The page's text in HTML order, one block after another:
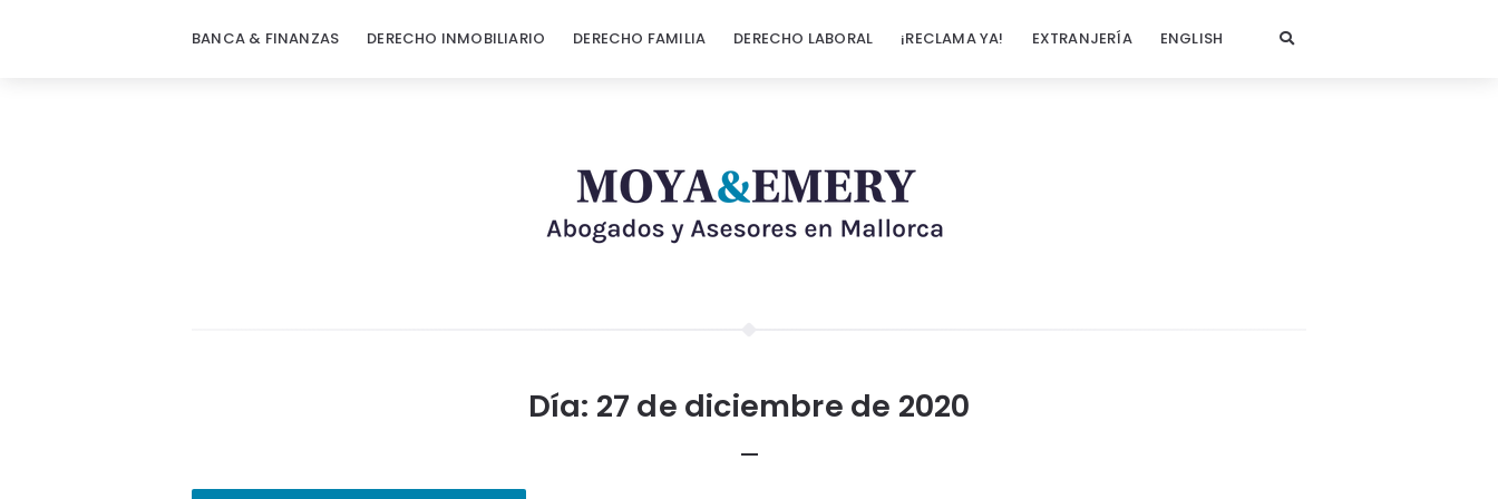
BANCA & FINANZAS DERECHO INMOBILIARIO DERECHO FAMILIA DERECHO LABORAL ¡RECLAMA YA! EXTRANJERÍA ENGLISH
Día: 27 de diciembre de 2020